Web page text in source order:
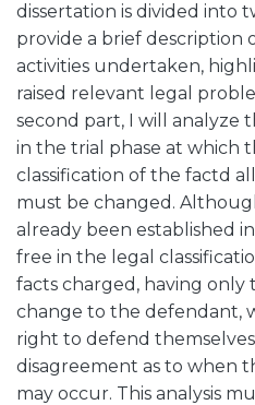
dissertation is divided into
provide a brief description
activities undertaken,
raised relevant legal
second part, I will analyze
in the trial phase at which
classification of the factd
must be changed.
already been established
free in the legal
facts charged, having only
change to the defendant,
right to defend themselves
disagreement as to when
may occur. This analysis